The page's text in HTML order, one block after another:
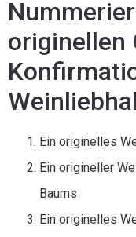
originellen
Ein originelles
Ein origineller
Baums
Ein originelles